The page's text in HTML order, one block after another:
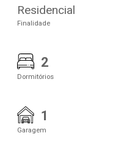
Residencial
Finalidade
2
Dormitórios
1
Garagem